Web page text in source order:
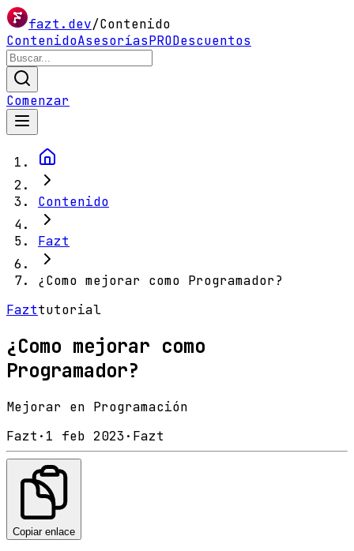
fazt.dev/Contenido
ContenidoAsesoríasPRODescuentos
Comenzar
Contenido
Fazt
¿Como mejorar como Programador?
Fazttutorial
¿Como mejorar como
Programador?
Mejorar en Programación
Fazt · 1 feb 2023· Fazt
Copiar enlace